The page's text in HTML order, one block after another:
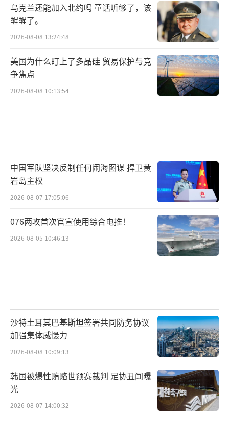
乌克兰还能加入北约吗 童话听够了，该
醒醒了。
2026-08-08 13:24:48
美国为什么盯上了多晶硅 贸易保护与竞
争焦点
2026-08-08 10:13:54
中国军队坚决反制任何闹海图谋 捍卫黄
岩岛主权
2026-08-07 17:05:06
076两攻首次官宣使用综合电推！
2026-08-05 10:46:13
沙特土耳其巴基斯坦签署共同防务协议
加强集体威慑力
2026-08-08 10:09:13
韩国被爆性贿赂世预赛裁判 足协丑闻曝
光
2026-08-07 14:00:32